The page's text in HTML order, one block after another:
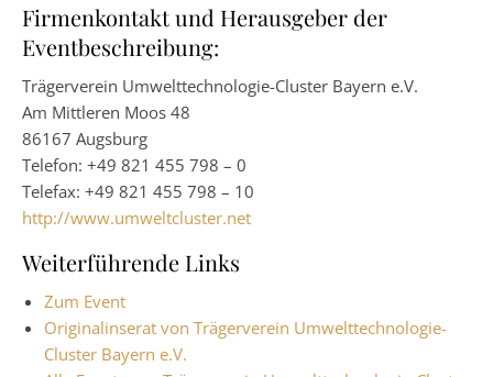
Firmenkontakt und Herausgeber der
Eventbeschreibung:
Trägerverein Umwelttechnologie-Cluster Bayern e.V.
Am Mittleren Moos 48
86167 Augsburg
Telefon: +49 821 455 798 – 0
Telefax: +49 821 455 798 – 10
http://www.umweltcluster.net
Weiterführende Links
Zum Event
Originalinserat von Trägerverein Umwelttechnologie-
Cluster Bayern e.V.